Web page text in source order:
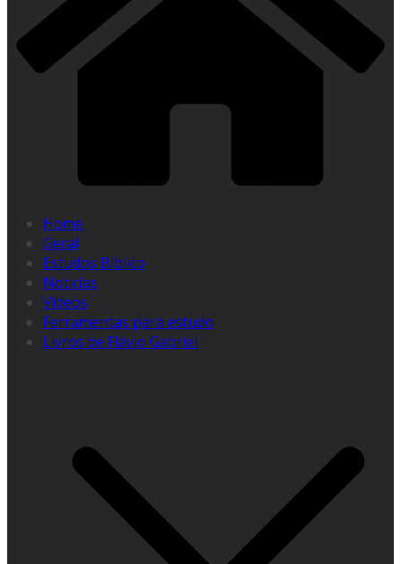
Home
Geral
Estudos Bíblico
Noticias
Videos
Ferramentas para estudo
Livros de Flávio Gabriel